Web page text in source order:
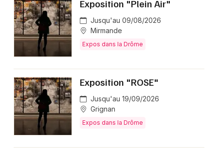
Exposition "Plein Air"
Jusqu'au 09/08/2026
Mirmande
Expos dans la Drôme
Exposition "ROSE"
Jusqu'au 19/09/2026
Grignan
Expos dans la Drôme